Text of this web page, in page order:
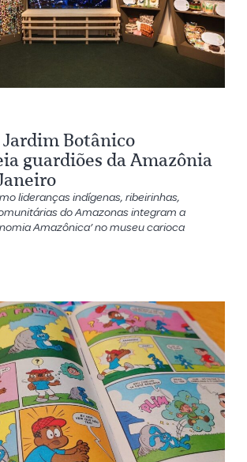
Botânico
guardiões da Amazônia
lideranças indígenas, ribeirinhas,
do Amazonas integram a
Amazônica’ no museu carioca